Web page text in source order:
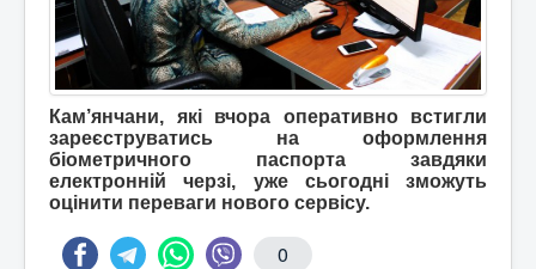
Кам’янчани, які вчора оперативно встигли
зареєструватись на оформлення
біометричного паспорта завдяки
електронній черзі, уже сьогодні зможуть
оцінити переваги нового сервісу.
0